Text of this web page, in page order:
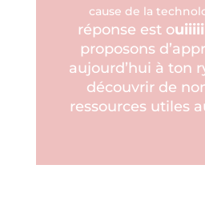
cause de la
réponse est o
proposons
aujourd’hui à ton
découvrir de
ressources utiles